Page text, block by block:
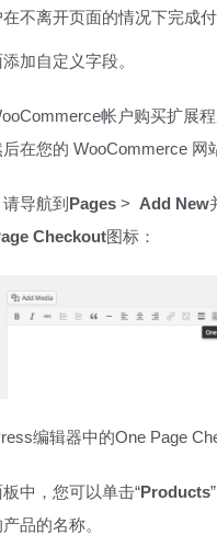
不离开页面的情况下完成付
加自定义字段。
帐户购买扩展
在您的 WooCommerce 网
导航到 Pages > Add New
Checkout图标：
编辑器中的One Page
中，您可以单击“Products
品的名称。